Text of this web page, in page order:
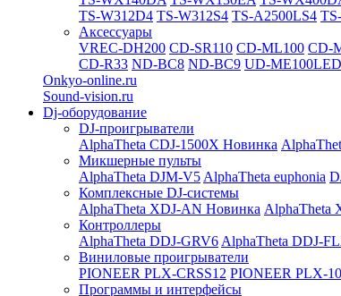
TS-W312D4 TS-W312S4 TS-A2500LS4
Аксессуары
VREC-DH200 CD-SR110 CD-ML100 CD-
CD-R33 ND-BC8 ND-BC9 UD-ME100LED
Onkyo-online.ru
Sound-vision.ru
Dj-оборудование
DJ-проигрыватели
AlphaTheta CDJ-1500X Новинка
Микшерные пульты
AlphaTheta DJM-V5 AlphaTheta euphonia
Комплексные DJ-системы
AlphaTheta XDJ-AN Новинка AlphaTheta
Контроллеры
AlphaTheta DDJ-GRV6 AlphaTheta DDJ-
Виниловые проигрыватели
PIONEER PLX-CRSS12 PIONEER PLX-
Программы и интерфейсы